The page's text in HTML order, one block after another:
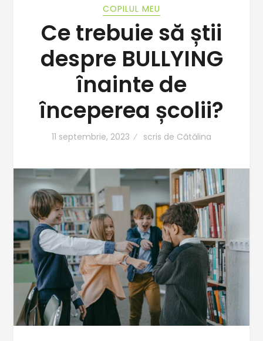
COPILUL MEU
Ce trebuie să știi
despre BULLYING
înainte de
începerea școlii?
11 septembrie, 2023 scris de Cătălina